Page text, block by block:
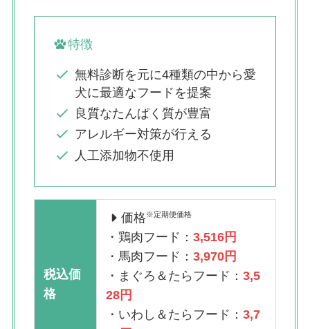
特徴
無料診断を元に4種類の中から愛
犬に最適なフードを提案
良質なたんぱく質が豊富
アレルギー対策が行える
人工添加物不使用
税込価
格
価格※定期便価格
・鶏肉フード：3,516円
・馬肉フード：3,970円
・まぐろ＆たらフード：3,5
28円
・いわし＆たらフード：3,7